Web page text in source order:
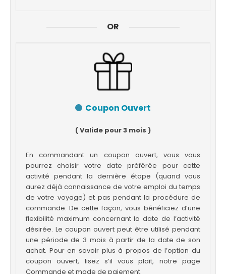
OR
Coupon Ouvert
( Valide pour 3 mois )
En commandant un coupon ouvert, vous vous
pourrez choisir votre date préférée pour cette
activité pendant la dernière étape (quand vous
aurez déjà connaissance de votre emploi du temps
de votre voyage) et pas pendant la procédure de
commande. De cette façon, vous bénéficiez d’une
flexibilité maximum concernant la date de l’activité
désirée. Le coupon ouvert peut être utilisé pendant
une période de 3 mois à partir de la date de son
achat. Pour en savoir plus à propos de l’option du
coupon ouvert, lisez s’il vous plait, notre page
Commande et mode de paiement.